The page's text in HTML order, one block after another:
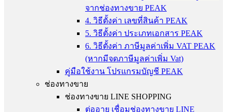
จากช่องทางขาย PEAK
4. วิธีตั้งค่า เลขที่สินค้า PEAK
5. วิธีตั้งค่า ประเภทเอกสาร PEAK
6. วิธีตั้งค่า ภาษีมูลค่าเพิ่ม VAT PEAK
(หากมีจดภาษีมูลค่าเพิ่ม Vat)
คู่มือใช้งาน โปรแกรมบัญชี PEAK
ช่องทางขาย
ช่องทางขาย LINE SHOPPING
ต่ออายุ เชื่อมช่องทางขาย LINE